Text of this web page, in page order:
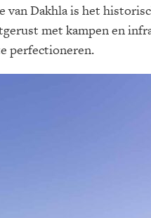
van Dakhla is het
met kampen en
perfectioneren.